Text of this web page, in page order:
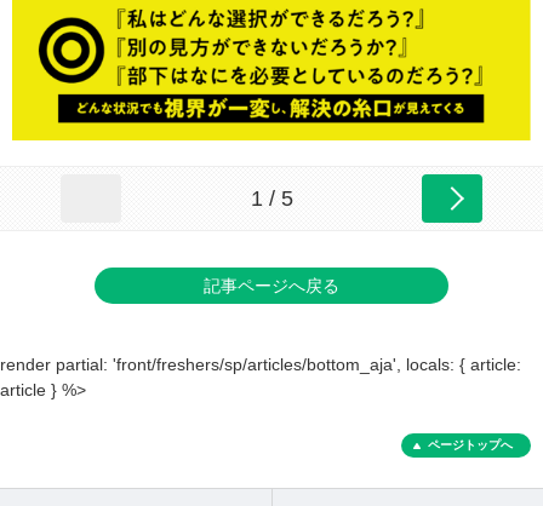
1 / 5
記事ページへ戻る
render partial: 'front/freshers/sp/articles/bottom_aja', locals: { article:
article } %>
ページトップへ